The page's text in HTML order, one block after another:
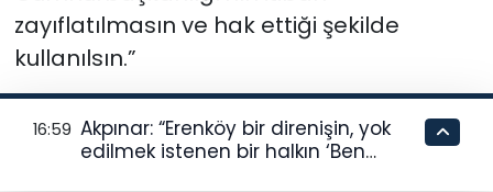
zayıflatılmasın ve hak ettiği şekilde
kullanılsın.”
halkla birlikte yeniden inşa edeceklerini"
16:59 Akpınar: “Erenköy bir direnişin, yok
edilmek istenen bir halkın ‘Ben